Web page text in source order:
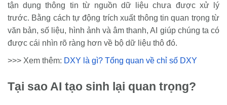
tận dụng thông tin từ nguồn dữ liệu chưa được xử lý
trước. Bằng cách tự động trích xuất thông tin quan trọng từ
văn bản, số liệu, hình ảnh và âm thanh, AI giúp chúng ta có
được cái nhìn rõ ràng hơn về bộ dữ liệu thô đó.
>>> Xem thêm: DXY là gì? Tổng quan về chỉ số DXY
Tại sao AI tạo sinh lại quan trọng?